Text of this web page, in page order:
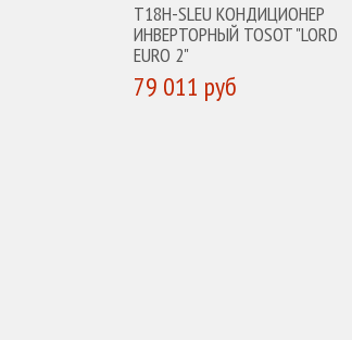
T18H-SLEU КОНДИЦИОНЕР
ИНВЕРТОРНЫЙ TOSOT "LORD
EURO 2"
79 011 руб